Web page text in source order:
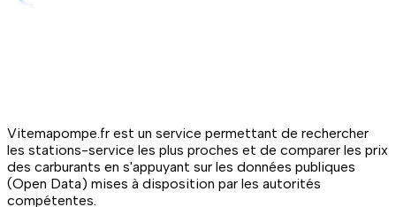
Vitemapompe.fr est un service permettant de rechercher
les stations-service les plus proches et de comparer les prix
des carburants en s'appuyant sur les données publiques
(Open Data) mises à disposition par les autorités
compétentes.